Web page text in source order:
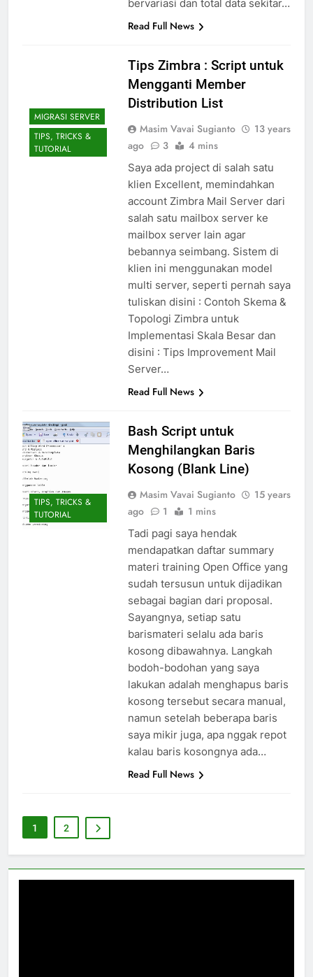
bervariasi dan total data sekitar…
Read Full News
MIGRASI SERVER
TIPS, TRICKS &
TUTORIAL
Tips Zimbra : Script untuk
Mengganti Member
Distribution List
Masim Vavai Sugianto
13 years
ago
3 4 mins
Saya ada project di salah satu
klien Excellent, memindahkan
account Zimbra Mail Server dari
salah satu mailbox server ke
mailbox server lain agar
bebannya seimbang. Sistem di
klien ini menggunakan model
multi server, seperti pernah saya
tuliskan disini : Contoh Skema &
Topologi Zimbra untuk
Implementasi Skala Besar dan
disini : Tips Improvement Mail
Server…
Read Full News
TIPS, TRICKS &
TUTORIAL
Bash Script untuk
Menghilangkan Baris
Kosong (Blank Line)
Masim Vavai Sugianto
15 years
ago
1 1 mins
Tadi pagi saya hendak
mendapatkan daftar summary
materi training Open Office yang
sudah tersusun untuk dijadikan
sebagai bagian dari proposal.
Sayangnya, setiap satu
barismateri selalu ada baris
kosong dibawahnya. Langkah
bodoh-bodohan yang saya
lakukan adalah menghapus baris
kosong tersebut secara manual,
namun setelah beberapa baris
saya mikir juga, apa nggak repot
kalau baris kosongnya ada…
Read Full News
1 2